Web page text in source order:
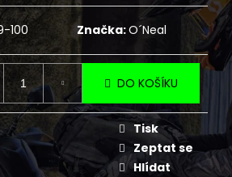
100 Značka:O´Neal
DO KOŠÍKU
Tisk
Zeptat se
Hlídat
Následující